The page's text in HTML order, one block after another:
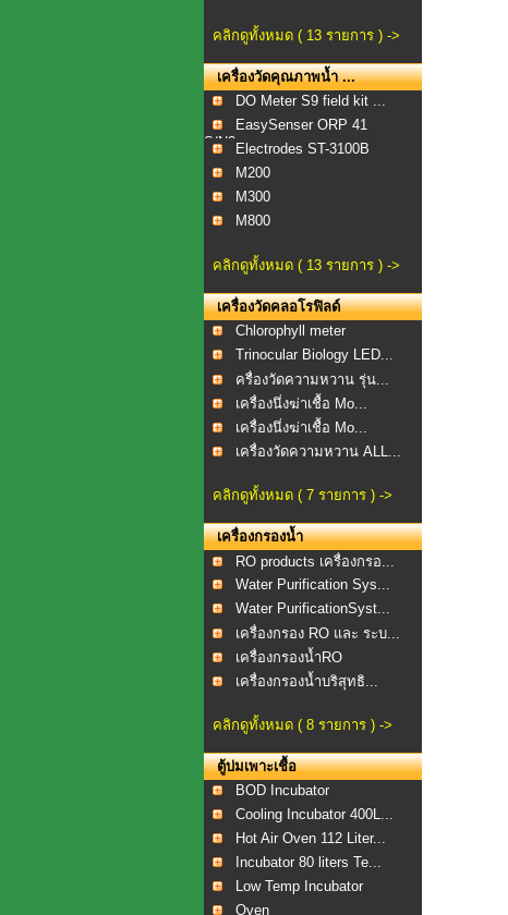
คลิกดูทั้งหมด ( 13 รายการ ) ->
เครื่องวัดคุณภาพน้ำ ...
DO Meter S9 field kit ...
EasySenser ORP 41
S/N2...Electrodes ST-3100B
M200
M300
M800
คลิกดูทั้งหมด ( 13 รายการ ) ->
เครื่องวัดคลอโรฟิลด์
Chlorophyll meter
Trinocular Biology LED...
ครื่องวัดความหวาน รุ่น...
เครื่องนึ่งฆ่าเชื้อ Mo...
เครื่องนึ่งฆ่าเชื้อ Mo...
เครื่องวัดความหวาน ALL...
คลิกดูทั้งหมด ( 7 รายการ ) ->
เครื่องกรองน้ำ
RO products เครื่องกรอ...
Water Purification Sys...
Water PurificationSyst...
เครื่องกรอง RO และ ระบ...
เครื่องกรองน้ำRO
เครื่องกรองน้ำบริสุทธิ...
คลิกดูทั้งหมด ( 8 รายการ ) ->
ตู้บ่มเพาะเชื้อ
BOD Incubator
Cooling Incubator 400L...
Hot Air Oven 112 Liter...
Incubator 80 liters Te...
Low Temp Incubator
Oven